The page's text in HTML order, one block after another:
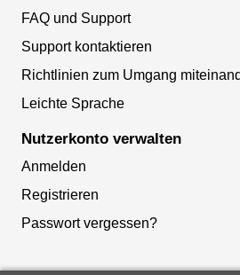
FAQ und Support
Support kontaktieren
Richtlinien zum Umgang
Leichte Sprache
Nutzerkonto verwalten
Anmelden
Registrieren
Passwort vergessen?